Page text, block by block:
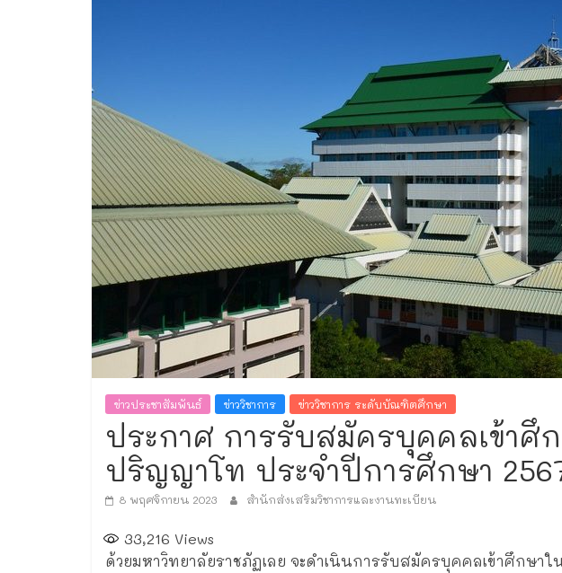
ทะเบียน
ข่าวประชาสัมพันธ์ ข่าววิชาการ ข่าววิชาการ ระดับบัณฑิตศึกษา
ประกาศ การรับสมัครบุคคลเข้าศึ
ปริญญาโท ประจำปีการศึกษา
8 พฤศจิกายน 2023 สำนักส่งเสริมวิชาการและงานทะเบียน
33,216 Views
ด้วยมหาวิทยาลัยราชภัฏเลย จะดำเนินการรับสมัครบุคคลเข้าศึกษา